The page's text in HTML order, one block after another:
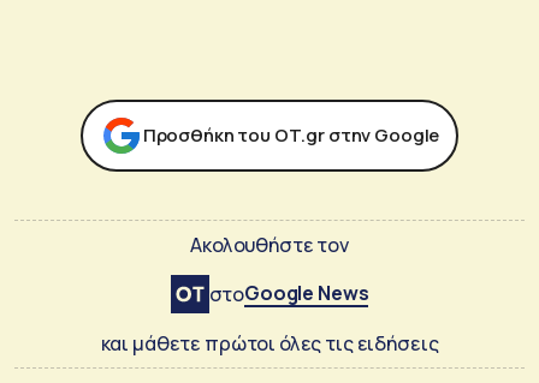
Προσθήκη του ΟΤ.gr στην Google
Ακολουθήστε τον
στοGoogle News
και μάθετε πρώτοι όλες τις ειδήσεις